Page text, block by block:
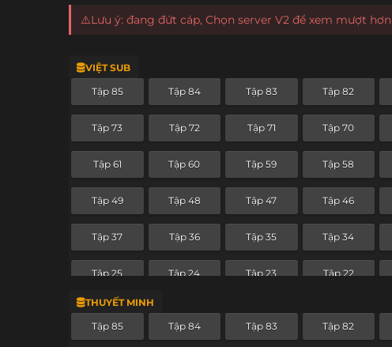
⚠️Lưu ý: đang đứt cáp, Chọn server V2 để xem mượt hơn
VIỆT SUB
Tập 85 Tập 84 Tập 83 Tập 82
Tập 73 Tập 72 Tập 71 Tập 70
Tập 61 Tập 60 Tập 59 Tập 58
Tập 49 Tập 48 Tập 47 Tập 46
Tập 37 Tập 36 Tập 35 Tập 34
Tập 25 Tập 24 Tập 23 Tập 22
Tập 13
THUYẾT MINH
Tập 85 Tập 84 Tập 83 Tập 82